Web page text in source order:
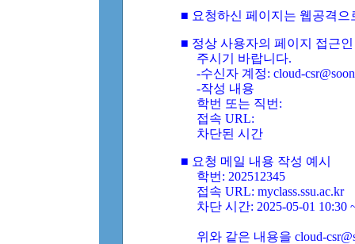
■ 요청하신 페이지는 웹공격
■ 정상 사용자의 페이지 접근
주시기 바랍니다.
-수신자 계정: cloud-
-작성 내용
학번 또는 직번:
접속 URL:
차단된 시간
■ 요청 메일 내용 작성 예시
학번: 202512345
접속 URL: myclass.ssu.ac.kr
차단 시간: 2025-05-01 10:30
위와 같은 내용을 cloud-